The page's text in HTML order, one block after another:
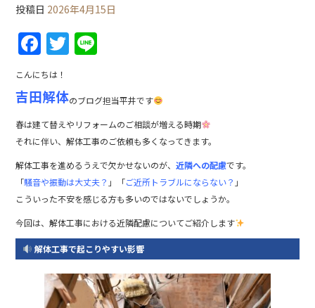
投稿日 2026年4月15日
F
a
c
e
b
o
o
k
T
w
itt
er
e
こんにちは！
吉田解体のブログ担当平井です
春は建て替えやリフォームのご相談が増える時期
それに伴い、解体工事のご依頼も多くなってきます。
解体工事を進めるうえで欠かせないのが、近隣への配慮です。
「騒音や振動は大丈夫？ 」「ご近所トラブルにならない？ 」
こういった不安を感じる方も多いのではないでしょうか。
今回は、解体工事における近隣配慮についてご紹介します
解体工事で起こりやすい影響